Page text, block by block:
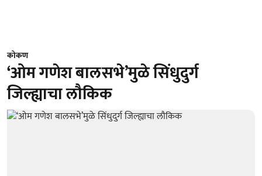
कोकण
‘ओम गणेश बालसभे’मुळे सिंधुदुर्ग
जिल्ह्याचा लौकिक